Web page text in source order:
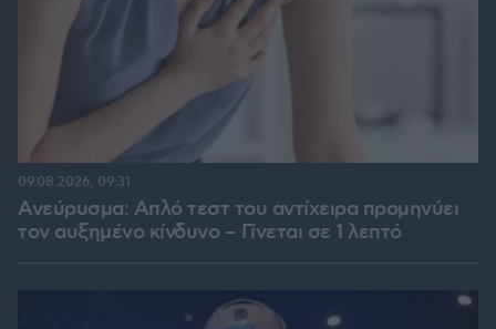
Ανεύρυσμα: Απλό τεστ του αντίχειρα προμηνύει
τον αυξημένο κίνδυνο – Γίνεται σε 1 λεπτό
09.08.2026, 09:31